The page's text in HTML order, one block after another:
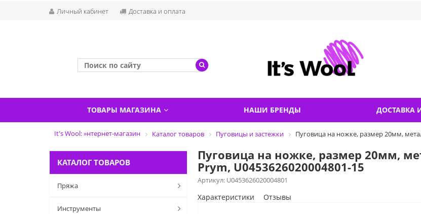
Личный кабинет Доставка и оплата
ТОВАРЫ МАГАЗИНА НАШИ БРЕНДЫ ДОСТАВКА
It's Wool: »нтернет-магазин Каталог товаров Пуговицы и застежки Пуговица на ножке, размер 20мм,
КАТАЛОГ ТОВАРОВ
Пряжа
Инструменты
Пуговица на ножке, размер 20мм,
Prym, U0453626020004801-15
Артикул: U0453626020004801
Характеристики Отзывы